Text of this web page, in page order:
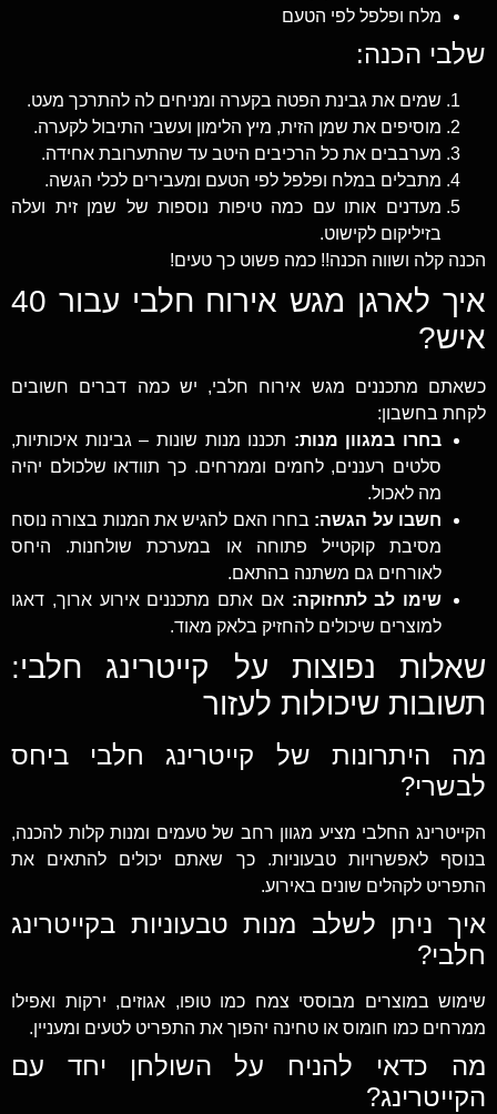
מלח ופלפל לפי הטעם
שלבי הכנה:
שמים את גבינת הפטה בקערה ומניחים לה להתרכך מעט.
מוסיפים את שמן הזית, מיץ הלימון ועשבי התיבול לקערה.
מערבבים את כל הרכיבים היטב עד שהתערובת אחידה.
מתבלים במלח ופלפל לפי הטעם ומעבירים לכלי הגשה.
מעדנים אותו עם כמה טיפות נוספות של שמן זית ועלה
בזיליקום לקישוט.
הכנה קלה ושווה הכנה!! כמה פשוט כך טעים!
איך לארגן מגש אירוח חלבי עבור 40
איש?
כשאתם מתכננים מגש אירוח חלבי, יש כמה דברים חשובים
לקחת בחשבון:
בחרו במגוון מנות: תכננו מנות שונות – גבינות איכותיות,
סלטים רעננים, לחמים וממרחים. כך תוודאו שלכולם יהיה
מה לאכול.
חשבו על הגשה: בחרו האם להגיש את המנות בצורה נוסח
מסיבת קוקטייל פתוחה או במערכת שולחנות. היחס
לאורחים גם משתנה בהתאם.
שימו לב לתחזוקה: אם אתם מתכננים אירוע ארוך, דאגו
למוצרים שיכולים להחזיק בלאק מאוד.
שאלות נפוצות על קייטרינג חלבי:
תשובות שיכולות לעזור
מה היתרונות של קייטרינג חלבי ביחס
לבשרי?
הקייטרינג החלבי מציע מגוון רחב של טעמים ומנות קלות להכנה,
בנוסף לאפשרויות טבעוניות. כך שאתם יכולים להתאים את
התפריט לקהלים שונים באירוע.
איך ניתן לשלב מנות טבעוניות בקייטרינג
חלבי?
שימוש במוצרים מבוססי צמח כמו טופו, אגוזים, ירקות ואפילו
ממרחים כמו חומוס או טחינה יהפוך את התפריט לטעים ומעניין.
מה כדאי להניח על השולחן יחד עם
הקייטרינג?